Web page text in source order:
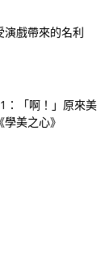
演戲帶來的名利
：「啊！」原來美
美之心》